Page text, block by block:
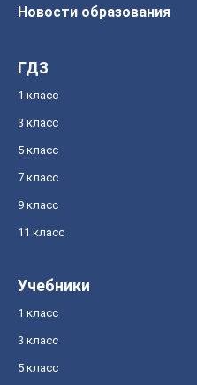
Новости образования
ГДЗ
1 класс
3 класс
5 класс
7 класс
9 класс
11 класс
Учебники
1 класс
3 класс
5 класс